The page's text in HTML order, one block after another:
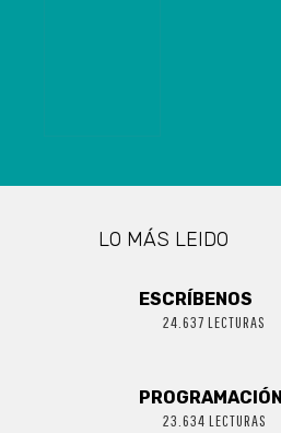
LO MÁS LEIDO
ESCRÍBENOS
24.637 LECTURAS
PROGRAMACIÓN
23.634 LECTURAS